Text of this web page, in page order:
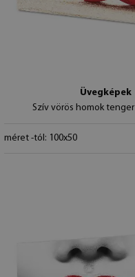
Üvegképek
Szív vörös homok tenger
méret -tól: 100x50